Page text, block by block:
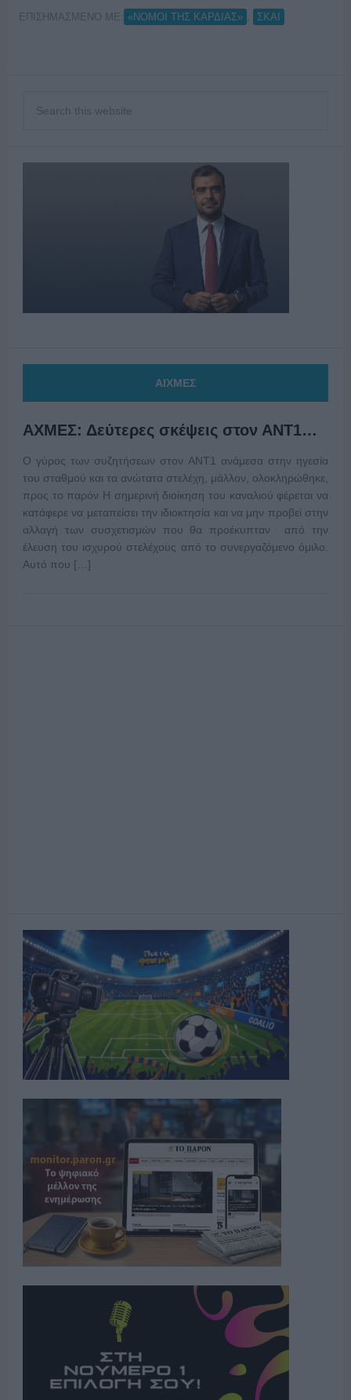
ΕΠΙΣΗΜΑΣΜΕΝΟ ΜΕ: «ΝΟΜΟΙ ΤΗΣ ΚΑΡΔΙΑΣ» ΣΚΑΙ
ΑΙΧΜΕΣ
ΑΧΜΕΣ: Δεύτερες σκέψεις στον ΑΝΤ1…
Ο γύρος των συζητήσεων στον ΑΝΤ1 ανάμεσα στην ηγεσία
του σταθμού και τα ανώτατα στελέχη, μάλλον, ολοκληρώθηκε,
προς το παρόν Η σημερινή διοίκηση του καναλιού φέρεται να
κατάφερε να μεταπείσει την ιδιοκτησία και να μην προβεί στην
αλλαγή των συσχετισμών που θα προέκυπταν από την
έλευση του ισχυρού στελέχους από το συνεργαζόμενο όμιλο.
Αυτό που […]